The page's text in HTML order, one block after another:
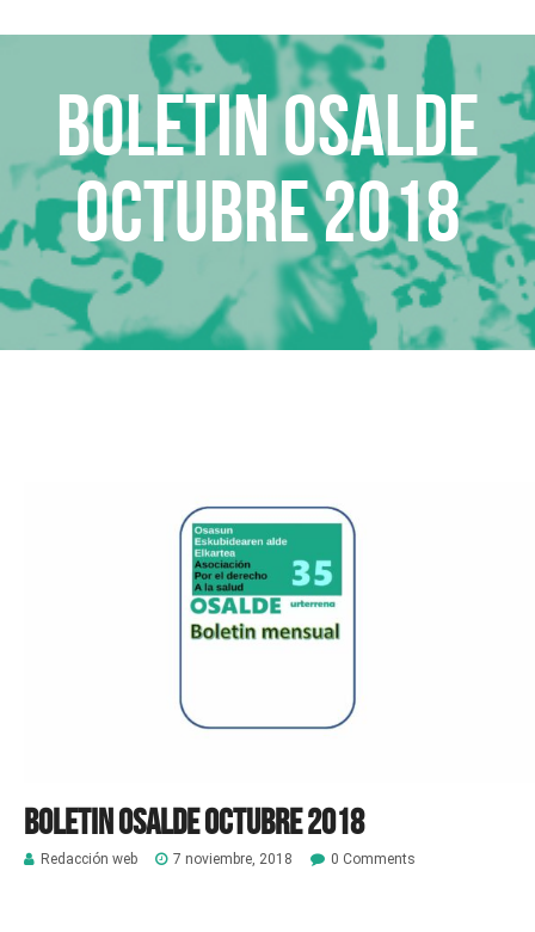
Boletin Osalde
octubre 2018
Boletin Osalde octubre 2018
Redacción web 7 noviembre, 2018 0 Comments